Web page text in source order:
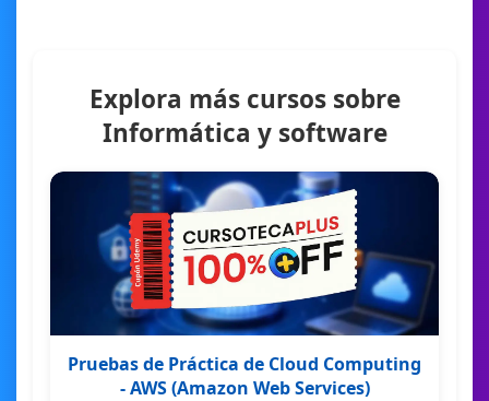
Explora más cursos sobre
Informática y software
Pruebas de Práctica de Cloud Computing
- AWS (Amazon Web Services)